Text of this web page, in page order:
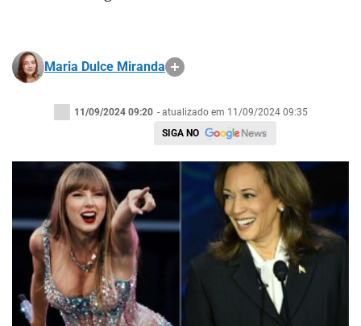
Maria Dulce Miranda
11/09/2024 09:20 - atualizado em 11/09/2024 09:35
SIGA NO